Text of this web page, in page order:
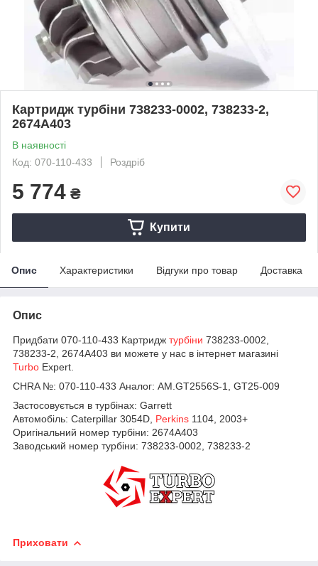
Картридж турбіни 738233-0002, 738233-2,
2674A403
В наявності
Код: 070-110-433
Роздріб
5 774 ₴
Купити
Опис Характеристики Відгуки про товар Доставка
Опис
Придбати 070-110-433 Картридж турбіни 738233-0002,
738233-2, 2674A403 ви можете у нас в інтернет магазині
Turbo Expert.
CHRA №: 070-110-433 Аналог: AM.GT2556S-1, GT25-009
Застосовується в турбінах: Garrett
Автомобіль: Caterpillar 3054D, Perkins 1104, 2003+
Оригінальний номер турбіни: 2674A403
Заводський номер турбіни: 738233-0002, 738233-2
Приховати